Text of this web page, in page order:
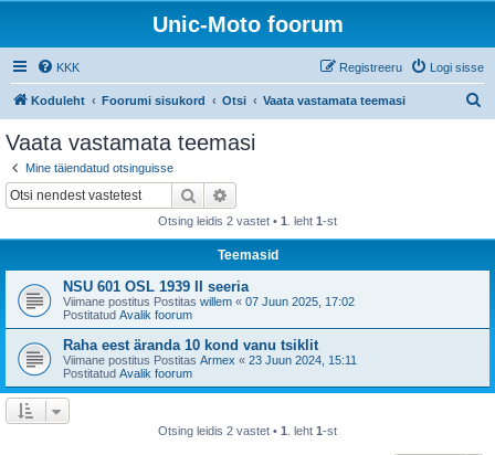
Unic-Moto foorum
KKK Logi sisse
Registreeru
Koduleht Foorumi sisukord Otsi Vaata vastamata teemasi
Vaata vastamata teemasi
Mine täiendatud otsinguisse
Otsi
Otsing leidis 2 vastet • 1 . leht 1-st
Teemasid
NSU 601 OSL 1939 II seeria
Viimane postitus Postitas willem « 07 Juun 2025, 17:02
Postitatud Avalik foorum
Raha eest äranda 10 kond vanu tsiklit
Viimane postitus Postitas Armex « 23 Juun 2024, 15:11
Postitatud Avalik foorum
Otsing leidis 2 vastet • 1 . leht 1-st